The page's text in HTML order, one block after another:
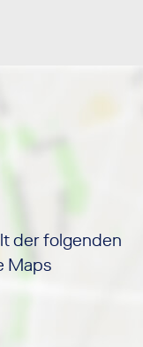
der folgenden
Maps